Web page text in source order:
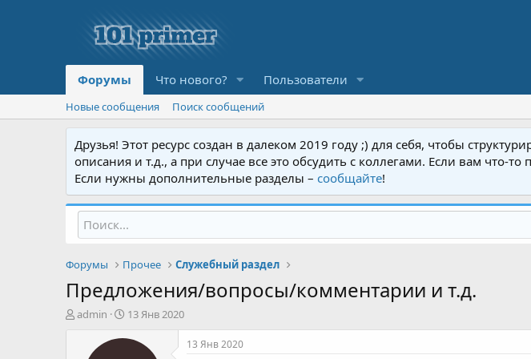
Форумы Что нового? Пользователи
Новые сообщения Поиск сообщений
Друзья! Этот ресурс создан в далеком 2019 году ;) для себя, чтобы
описания и т.д., а при случае все это обсудить с коллегами. Если вам что-
Если нужны дополнительные разделы – сообщайте!
Форумы Прочее Служебный раздел
Предложения/вопросы/комментарии и т.д.
А
admin
Д
т
13 Янв 2020
13 Янв 2020